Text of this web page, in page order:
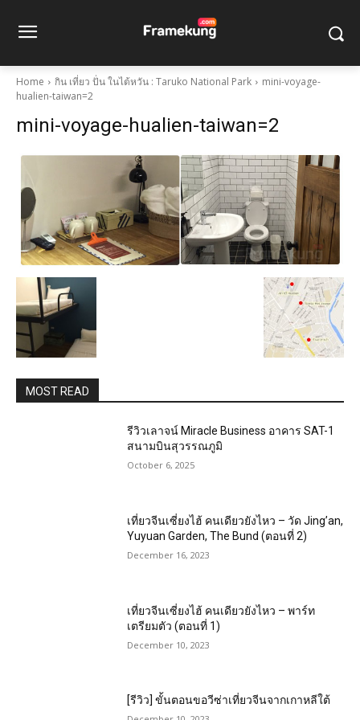
Home กิน เที่ยว ปั่น ในไต้หวัน : Taruko National Park
mini-voyage-
hualien-taiwan=2
mini-voyage-hualien-taiwan=2
MOST READ
รีวิวเลาจน์ Miracle Business อาคาร SAT-1
สนามบินสุวรรณภูมิ
October 6, 2025
เที่ยวจีนเซี่ยงไฮ้ คนเดียวยังไหว – วัด Jing’an,
Yuyuan Garden, The Bund (ตอนที่ 2)
December 16, 2023
เที่ยวจีนเซี่ยงไฮ้ คนเดียวยังไหว – พาร์ท
เตรียมตัว (ตอนที่ 1)
December 10, 2023
[รีวิว] ขั้นตอนขอวีซ่าเที่ยวจีนจากเกาหลีใต้